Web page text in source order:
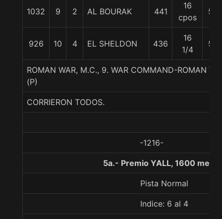
1032 9 2 AL BOURAK 441
16
cpos
57
926 10 4 EL SHELDON 436
16
1/4
57
ROMAN WAR, M.C., 9. WAR COMMAND-ROMAN
(P)
CORRIERON TODOS.
-1216-
5a.- Premio YALL, 1600
Pista Normal
Indice: 6 al 4